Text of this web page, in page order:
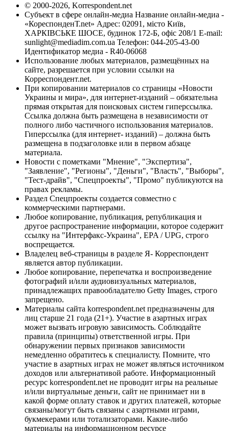
© 2000-2026, Korrespondent.net
Субъект в сфере онлайн-медиа Название онлайн-медиа -
«КореспонденТ.net» Адрес: 02091, місто Київ,
ХАРКІВСЬКЕ ШОСЕ, будинок 172-Б, офіс 208/1 E-mail:
sunlight@mediadim.com.ua Телефон: 044-205-43-00
Идентификатор медиа - R40-06068
Использование любых материалов, размещённых на
сайте, разрешается при условии ссылки на
Корреспондент.net.
При копировании материалов со страницы «Новости
Украины и мира», для интернет-изданий – обязательна
прямая открытая для поисковых систем гиперссылка.
Ссылка должна быть размещена в независимости от
полного либо частичного использования материалов.
Гиперссылка (для интернет- изданий) – должна быть
размещена в подзаголовке или в первом абзаце
материала.
Новости с пометками "Мнение", "Экспертиза",
"Заявление", "Регионы", "Деньги", "Власть", "Выборы",
"Тест-драйв", "Спецпроекты", "Промо" публикуются на
правах рекламы.
Раздел Спецпроекты создается совместно с
коммерческими партнерами.
Любое копирование, публикация, републикация и
другое распространение информации, которое содержит
ссылку на "Интерфакс-Украина", EPA / UPG, строго
воспрещается.
Владелец веб-страницы в разделе Я- Корреспондент
является автор публикации.
Любое копирование, перепечатка и воспроизведение
фотографий и/или аудиовизуальных материалов,
принадлежащих правообладателю Getty Images, строго
запрещено.
Материалы сайта korrespondent.net предназначены для
лиц старше 21 года (21+). Участие в азартных играх
может вызвать игровую зависимость. Соблюдайте
правила (принципы) ответственной игры. При
обнаружении первых признаков зависимости
немедленно обратитесь к специалисту. Помните, что
участие в азартных играх не может являться источником
доходов или альтернативой работе. Информационный
ресурс korrespondent.net не проводит игры на реальные
и/или виртуальные деньги, сайт не принимает ни в
какой форме оплату ставок и других платежей, которые
связаны/могут быть связаны с азартными играми,
букмекерами или тотализаторами. Какие-либо
материалы на информационном ресурсе